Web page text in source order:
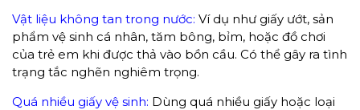
Vật liệu không tan trong nước: Ví dụ như giấy ướt, sản
phẩm vệ sinh cá nhân, tăm bông, bỉm, hoặc đồ chơi
của trẻ em khi được thả vào bồn cầu. Có thể gây ra tình
trạng tắc nghẽn nghiêm trọng.
Quá nhiều giấy vệ sinh: Dùng quá nhiều giấy hoặc loại